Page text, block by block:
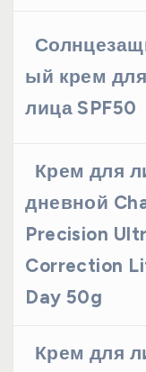
ый крем для
лица SPF50
Крем для
дневной
Precision
Correction
Day 50g
Крем для